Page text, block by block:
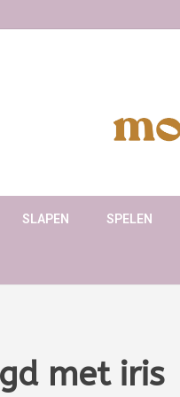
SLAPEN SPELEN
met iris